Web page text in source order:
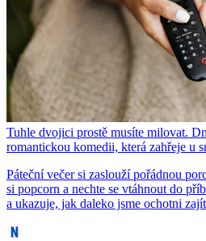
Tuhle dvojici prostě musíte milovat.
romantickou komedii, která zahřeje u
Páteční večer si zaslouží pořádnou
si popcorn a nechte se vtáhnout do
a ukazuje, jak daleko jsme ochotni